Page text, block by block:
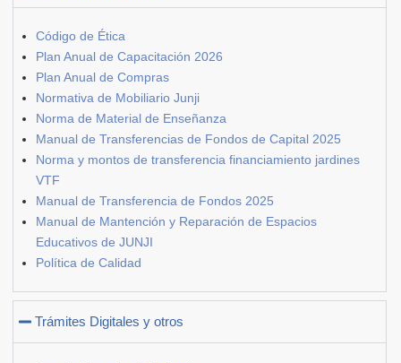
Código de Ética
Plan Anual de Capacitación 2026
Plan Anual de Compras
Normativa de Mobiliario Junji
Norma de Material de Enseñanza
Manual de Transferencias de Fondos de Capital 2025
Norma y montos de transferencia financiamiento jardines
VTF
Manual de Transferencia de Fondos 2025
Manual de Mantención y Reparación de Espacios
Educativos de JUNJI
Política de Calidad
Trámites Digitales y otros